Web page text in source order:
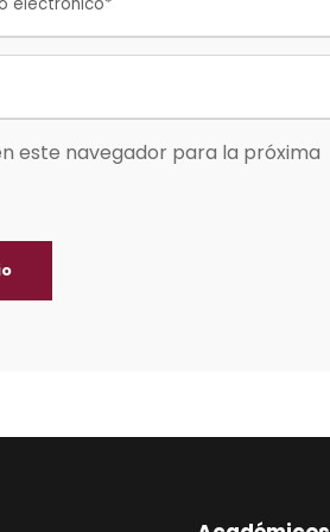
este navegador para la próxima